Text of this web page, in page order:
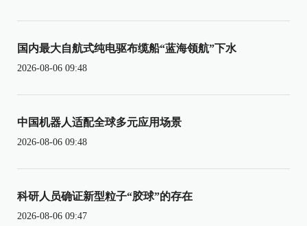
国内最大自航式纯电驱布缆船“蓝海领航”下水
2026-08-06 09:48
中国机器人适配全球多元应用场景
2026-08-06 09:48
科研人员确证新型粒子“胶球”的存在
2026-08-06 09:47